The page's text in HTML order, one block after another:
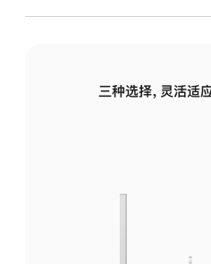
三种选择，灵活适